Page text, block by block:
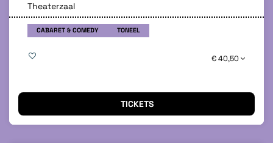
Theaterzaal
CABARET & COMEDY TONEEL
€ 40,50
TICKETS